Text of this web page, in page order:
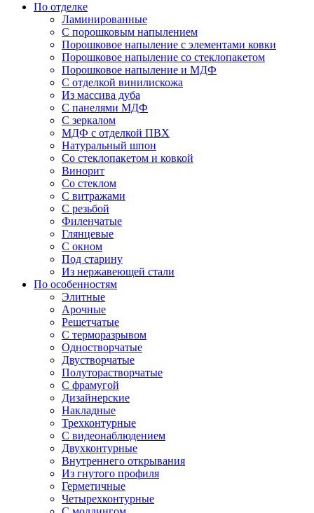
По отделке
Ламинированные
С порошковым напылением
Порошковое напыление с элементами ковки
Порошковое напыление со стеклопакетом
Порошковое напыление и МДФ
С отделкой винилискожа
Из массива дуба
С панелями МДФ
С зеркалом
МДФ с отделкой ПВХ
Натуральный шпон
Со стеклопакетом и ковкой
Винорит
Со стеклом
С витражами
С резьбой
Филенчатые
Глянцевые
С окном
Под старину
Из нержавеющей стали
По особенностям
Элитные
Арочные
Решетчатые
С терморазрывом
Одностворчатые
Двустворчатые
Полуторастворчатые
С фрамугой
Дизайнерские
Накладные
Трехконтурные
С видеонаблюдением
Двухконтурные
Внутреннего открывания
Из гнутого профиля
Герметичные
Четырехконтурные